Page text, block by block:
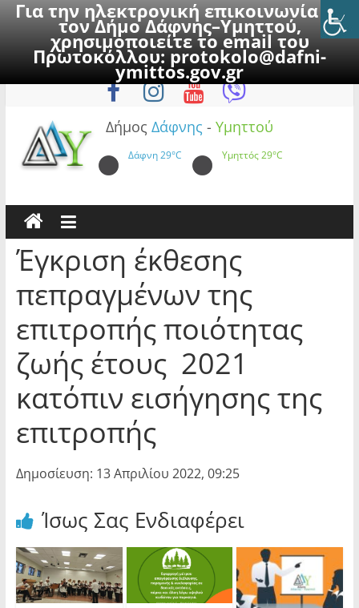
Για την ηλεκτρονική επικοινωνία με
τον Δήμο Δάφνης–Υμηττού,
χρησιμοποιείτε το email του
Πρωτοκόλλου:protokolo@dafni-
ymittos.gov.gr
to
Παρασκευή, 7 Αυγούστου 2026
Δήμος Δάφνης - Υμηττού
Δάφνη29°C Υμηττός29°C
Έγκριση έκθεσης
πεπραγμένων της
επιτροπής ποιότητας
ζωής έτους 2021
κατόπιν εισήγησης της
επιτροπής
Δημοσίευση: 13 Απριλίου 2022, 09:25
Ίσως Σας Ενδιαφέρει